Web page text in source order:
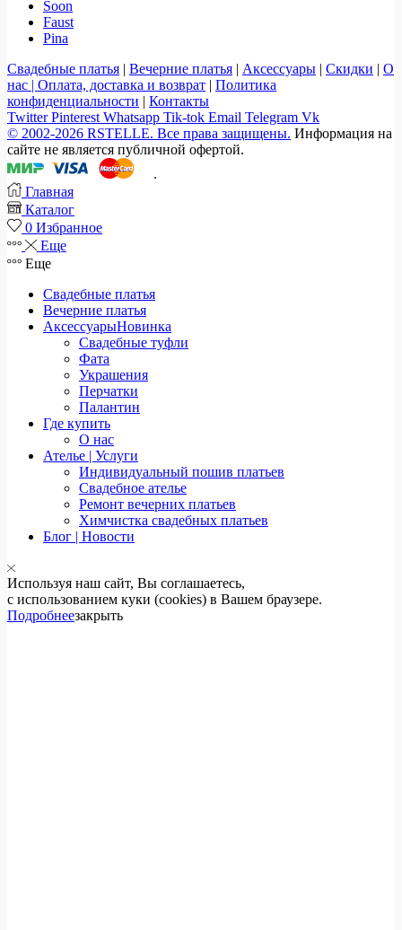
Soon
Faust
Pina
Свадебные платья | Вечерние платья | Аксессуары | Скидки | О
нас | Оплата, доставка и возврат | Политика
конфиденциальности | Контакты
Twitter Pinterest Whatsapp Tik-tok Email Telegram Vk
© 2002-2026 RSTELLE. Все права защищены. Информация на
сайте не является публичной офертой.
.
Главная
Каталог
0 Избранное
Еще
Еще
Свадебные платья
Вечерние платья
АксессуарыНовинка
Свадебные туфли
Фата
Украшения
Перчатки
Палантин
Где купить
О нас
Ателье | Услуги
Индивидуальный пошив платьев
Свадебное ателье
Ремонт вечерних платьев
Химчистка свадебных платьев
Блог | Новости
Используя наш сайт, Вы соглашаетесь,
с использованием куки (cookies) в Вашем браузере.
Подробнеезакрыть